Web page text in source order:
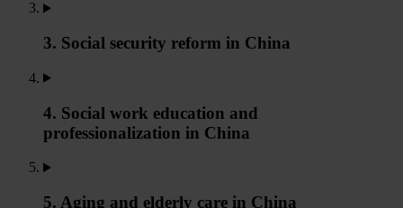
3. Social security reform in China
4. Social work education and
professionalization in China
5. Aging and elderly care in China